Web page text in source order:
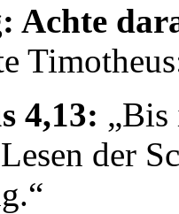
Achte
4,13:
der